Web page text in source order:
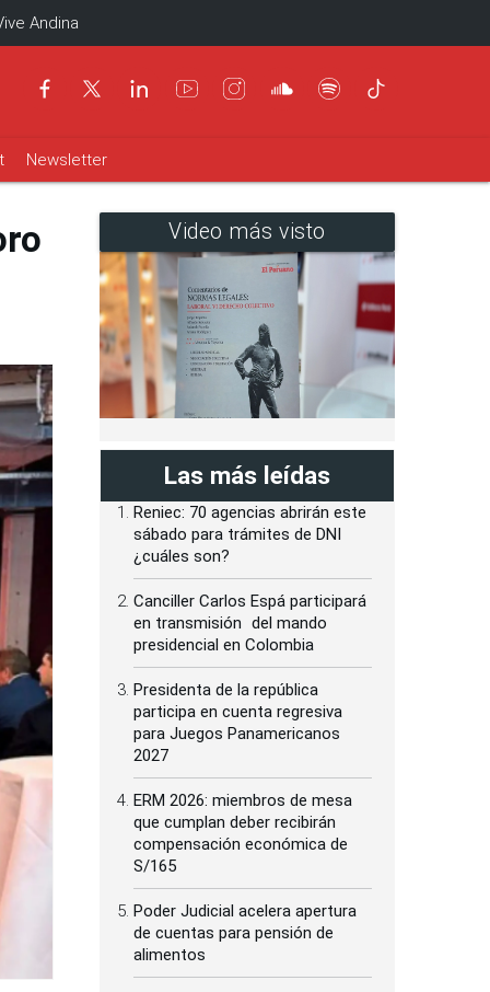
Andina
Newsletter
Video más visto
Las más leídas
Reniec: 70 agencias abrirán este
sábado para trámites de DNI
¿cuáles son?
Canciller Carlos Espá participará
en transmisión del mando
presidencial en Colombia
Presidenta de la república
participa en cuenta regresiva
para Juegos Panamericanos
2027
ERM 2026: miembros de mesa
que cumplan deber recibirán
compensación económica de
S/165
Poder Judicial acelera apertura
de cuentas para pensión de
alimentos